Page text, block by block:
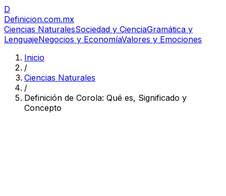
D
Definicion.com.mx
Ciencias NaturalesSociedad y CienciaGramática y
LenguajeNegocios y EconomíaValores y Emociones
Inicio
/
Ciencias Naturales
/
Definición de Corola: Qué es, Significado y
Concepto